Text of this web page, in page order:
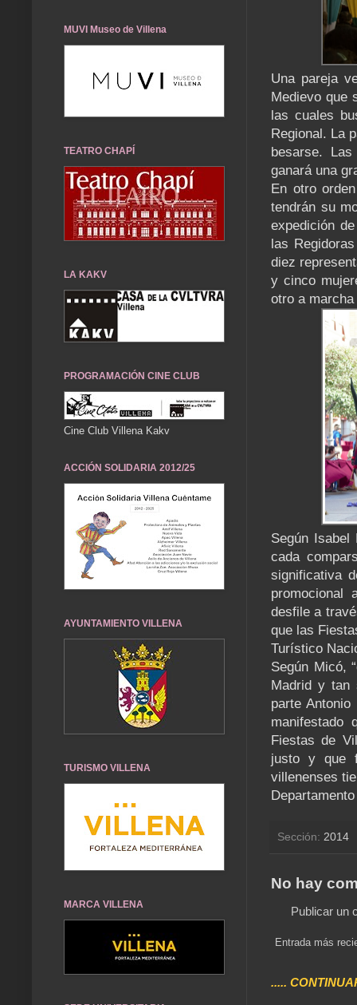
Una pareja
Medievo que
las cuales
Regional. La
besarse.
ganará una
En otro
tendrán su
expedición
las
diez
y cinco
otro a
Según
cada
significativa
promocional
desfile a
que las
Turístico
Según Micó,
Madrid y tan
parte
manifestado
Fiestas de
justo y que
villenenses
Sección: 2014
No hay
Publicar un
Entrada más
.....
MUVI Museo de Villena
TEATRO CHAPÍ
LA KAKV
PROGRAMACIÓN CINE CLUB
Cine Club Villena Kakv
ACCIÓN SOLIDARIA 2012/25
AYUNTAMIENTO VILLENA
TURISMO VILLENA
MARCA VILLENA